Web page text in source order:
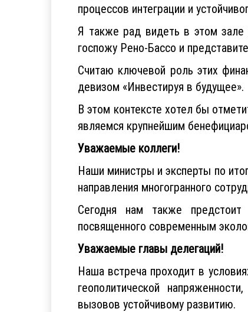
процессов интеграции и
Я также рад видеть в этом зале
госпожу Рено-Бассо и
Считаю ключевой роль этих
девизом «Инвестируя в будущее».
В этом контексте хотел бы
являемся крупнейшим
Уважаемые коллеги!
Наши министры и эксперты по
направления многогранного
Сегодня нам также предстоит
посвященного современным
Уважаемые главы делегаций!
Наша встреча проходит в
геополитической
вызовов устойчивому развитию.